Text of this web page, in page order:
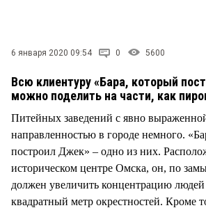
6 января 2020 09:54 0 5600
Всю клиентуру «Бара, который
можно поделить на части, как
Питейных заведений с явно
направленностью в городе немного.
построил Джек» – одно из них.
историческом центре Омска, он, по
должен увеличить концентрацию людей
квадратный метр окрестностей. Кроме